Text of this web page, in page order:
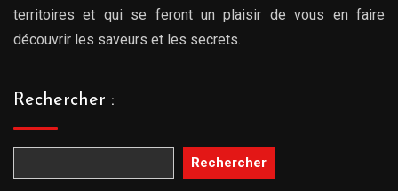
territoires et qui se feront un plaisir de vous en faire
découvrir les saveurs et les secrets.
Rechercher :
Rechercher